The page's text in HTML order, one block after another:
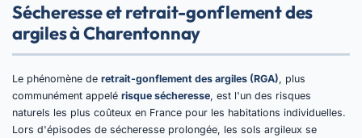
Sécheresse et retrait-gonflement des
argiles à Charentonnay
Le phénomène de retrait-gonflement des argiles (RGA), plus
communément appelé risque sécheresse, est l'un des risques
naturels les plus coûteux en France pour les habitations individuelles.
Lors d'épisodes de sécheresse prolongée, les sols argileux se